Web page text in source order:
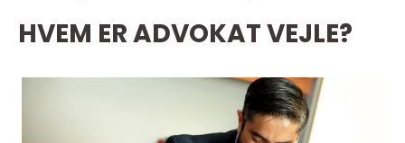
HVEM ER ADVOKAT VEJLE?